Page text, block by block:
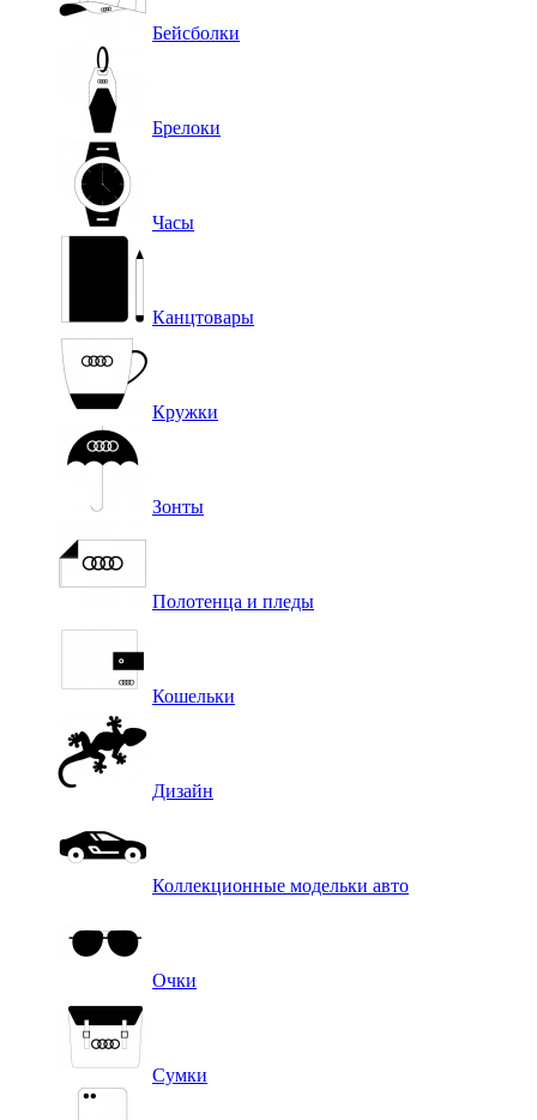
Бейсболки
Брелоки
Часы
Канцтовары
Кружки
Зонты
Полотенца и пледы
Кошельки
Дизайн
Коллекционные модельки авто
Очки
Сумки